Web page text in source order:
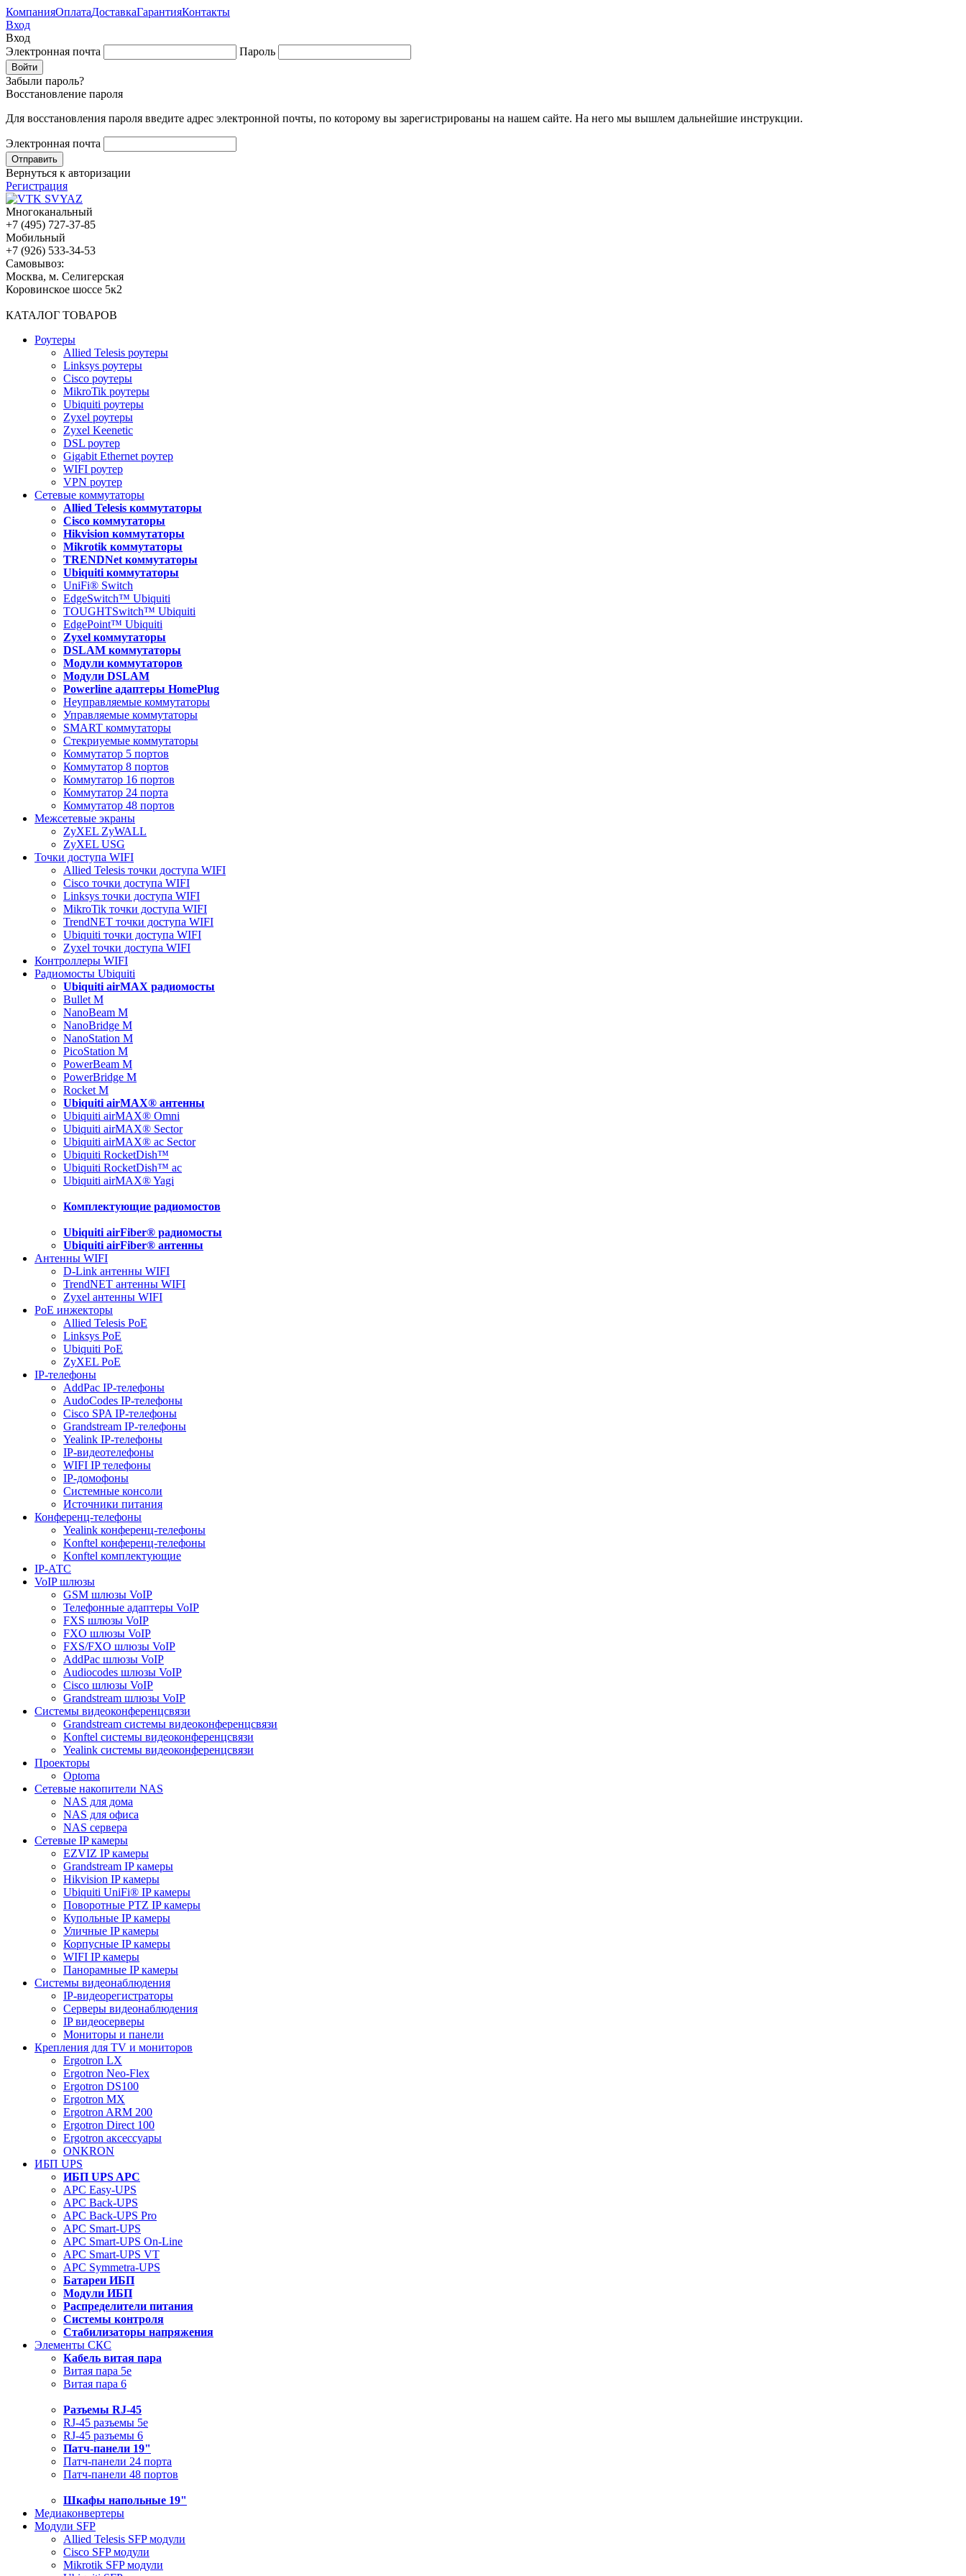
КомпанияОплатаДоставкаГарантияКонтакты
Вход
Вход
Электронная почта
Пароль
Забыли пароль?
Восстановление пароля
Для восстановления пароля введите адрес электронной почты, по которому вы зарегистрированы на нашем сайте. На него мы вышлем дальнейшие инструкции.
Электронная почта
Вернуться к авторизации
Регистрация
Многоканальный
+7 (495) 727-37-85
Мобильный
+7 (926) 533-34-53
Cамовывоз:
Москва, м. Селигерская
Коровинское шоссе 5к2
КАТАЛОГ ТОВАРОВ
Роутеры
Allied Telesis роутеры
Linksys роутеры
Cisco роутеры
MikroTik роутеры
Ubiquiti роутеры
Zyxel роутеры
Zyxel Keenetic
DSL роутер
Gigabit Ethernet роутер
WIFI роутер
VPN роутер
Сетевые коммутаторы
Allied Telesis коммутаторы
Cisco коммутаторы
Hikvision коммутаторы
Mikrotik коммутаторы
TRENDNet коммутаторы
Ubiquiti коммутаторы
UniFi® Switch
EdgeSwitch™ Ubiquiti
TOUGHTSwitch™ Ubiquiti
EdgePoint™ Ubiquiti
Zyxel коммутаторы
DSLAM коммутаторы
Модули коммутаторов
Модули DSLAM
Powerline адаптеры HomePlug
Неуправляемые коммутаторы
Управляемые коммутаторы
SMART коммутаторы
Стекриуемые коммутаторы
Коммутатор 5 портов
Коммутатор 8 портов
Коммутатор 16 портов
Коммутатор 24 порта
Коммутатор 48 портов
Межсетевые экраны
ZyXEL ZyWALL
ZyXEL USG
Точки доступа WIFI
Allied Telesis точки доступа WIFI
Cisco точки доступа WIFI
Linksys точки доступа WIFI
MikroTik точки доступа WIFI
TrendNET точки доступа WIFI
Ubiquiti точки доступа WIFI
Zyxel точки доступа WIFI
Контроллеры WIFI
Радиомосты Ubiquiti
Ubiquiti airMAX радиомосты
Bullet M
NanoBeam M
NanoBridge M
NanoStation M
PicoStation M
PowerBeam M
PowerBridge M
Rocket M
Ubiquiti airMAX® антенны
Ubiquiti airMAX® Omni
Ubiquiti airMAX® Sector
Ubiquiti airMAX® ac Sector
Ubiquiti RocketDish™
Ubiquiti RocketDish™ ac
Ubiquiti airMAX® Yagi
Комплектующие радиомостов
Ubiquiti airFiber® радиомосты
Ubiquiti airFiber® антенны
Антенны WIFI
D-Link антенны WIFI
TrendNET антенны WIFI
Zyxel антенны WIFI
PoE инжекторы
Allied Telesis PoE
Linksys PoE
Ubiquiti PoE
ZyXEL PoE
IP-телефоны
AddPac IP-телефоны
AudoCodes IP-телефоны
Cisco SPA IP-телефоны
Grandstream IP-телефоны
Yealink IP-телефоны
IP-видеотелефоны
WIFI IP телефоны
IP-домофоны
Системные консоли
Источники питания
Конференц-телефоны
Yealink конференц-телефоны
Konftel конференц-телефоны
Konftel комплектующие
IP-АТС
VoIP шлюзы
GSM шлюзы VoIP
Телефонные адаптеры VoIP
FXS шлюзы VoIP
FXO шлюзы VoIP
FXS/FXO шлюзы VoIP
AddPac шлюзы VoIP
Audiocodes шлюзы VoIP
Cisco шлюзы VoIP
Grandstream шлюзы VoIP
Системы видеоконференцсвязи
Grandstream системы видеоконференцсвязи
Konftel системы видеоконференцсвязи
Yealink системы видеоконференцсвязи
Проекторы
Optoma
Сетевые накопители NAS
NAS для дома
NAS для офиса
NAS сервера
Сетевые IP камеры
EZVIZ IP камеры
Grandstream IP камеры
Hikvision IP камеры
Ubiquiti UniFi® IP камеры
Поворотные PTZ IP камеры
Купольные IP камеры
Уличные IP камеры
Корпусные IP камеры
WIFI IP камеры
Панорамные IP камеры
Системы видеонаблюдения
IP-видеорегистраторы
Серверы видеонаблюдения
IP видеосерверы
Мониторы и панели
Крепления для TV и мониторов
Ergotron LX
Ergotron Neo-Flex
Ergotron DS100
Ergotron MX
Ergotron ARM 200
Ergotron Direct 100
Ergotron аксессуары
ONKRON
ИБП UPS
ИБП UPS APC
APC Easy-UPS
APC Back-UPS
APC Back-UPS Pro
APC Smart-UPS
APC Smart-UPS On-Line
APC Smart-UPS VT
APC Symmetra-UPS
Батареи ИБП
Модули ИБП
Распределители питания
Системы контроля
Стабилизаторы напряжения
Элементы СКС
Кабель витая пара
Витая пара 5e
Витая пара 6
Разъемы RJ-45
RJ-45 разъемы 5e
RJ-45 разъемы 6
Патч-панели 19"
Патч-панели 24 порта
Патч-панели 48 портов
Шкафы напольные 19"
Медиаконвертеры
Модули SFP
Allied Telesis SFP модули
Cisco SFP модули
Mikrotik SFP модули